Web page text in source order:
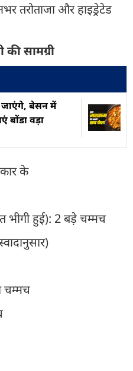
तरोताजा और हाइड्रेटेड
सामग्री
बेसन में
बोंडा वड़ा
के
भीगी हुई): 2 बड़े चम्मच
चम्मच